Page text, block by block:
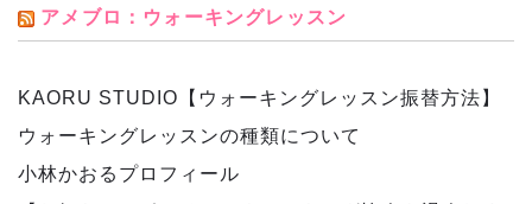
アメブロ：ウォーキングレッスン
KAORU STUDIO【ウォーキングレッスン振替方法】
ウォーキングレッスンの種類について
小林かおるプロフィール